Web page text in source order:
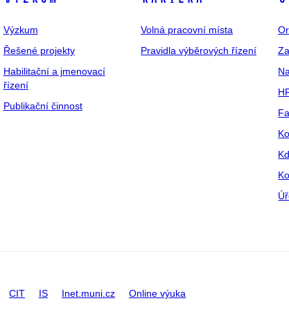
Výzkum
Řešené projekty
Habilitační a jmenovací
řízení
Publikační činnost
Volná pracovní místa
Pravidla výběrových řízení
CIT IS Inet.muni.cz Online výuka